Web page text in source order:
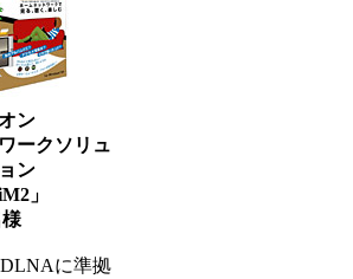
ン
ークソリュ
ン
」
に準拠